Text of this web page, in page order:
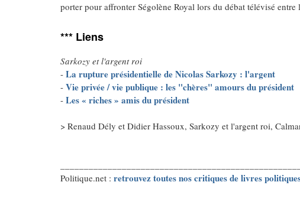
porter pour affronter Ségolène Royal lors du débat télévisé
*** Liens
Sarkozy et l'argent roi
- La rupture présidentielle de Nicolas Sarkozy : l'argent
- Vie privée / vie publique : les "chères" amours du président
- Les « riches » amis du président
> Renaud Dély et Didier Hassoux, Sarkozy et l'argent roi,
Politique.net : retrouvez toutes nos critiques de livres